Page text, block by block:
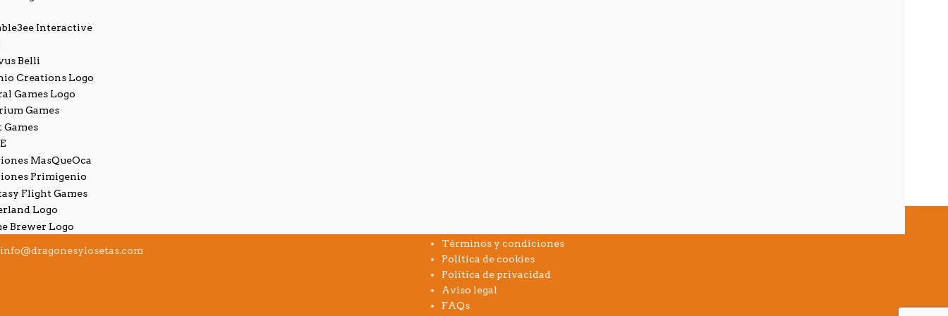
info@dragonesylosetas.com
Términos y condiciones
Política de cookies
Política de privacidad
Aviso legal
FAQs